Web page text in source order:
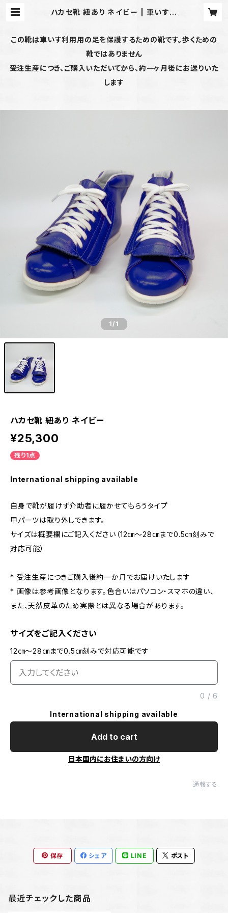
ハカセ靴 紐あり ネイビー | 車いす専
この靴は車いす利用用の足を保護するための靴です。歩くための
靴ではありません
受注生産につき、ご購入いただいてから、約一ヶ月後にお送りいた
します
1/1
ハカセ靴 紐あり ネイビー
¥25,300
残り1点
International shipping available
自身で靴が履けず介助者に履かせてもらうタイプ
甲パーツは取り外しできます。
サイズは概要欄にご記入ください（12㎝〜28㎝まで0.5㎝刻みで
対応可能）
* 受注生産につきご購入後約一か月でお届けいたします
* 画像は参考画像となります。色合いはパソコン・スマホの違い、
また、天然皮革のため実際とは異なる場合があります。
サイズをご記入ください
12㎝〜28㎝まで0.5㎝刻みで対応可能です
0 / 6
International shipping available
Add to cart
日本国内にお住まいの方向け
通報する
保存 シェア LINE ポスト
最近チェックした商品